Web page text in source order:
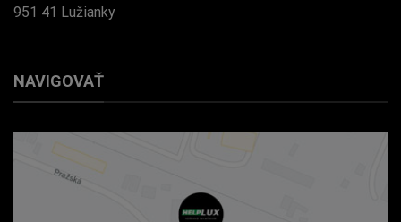
951 41 Lužianky
NAVIGOVAŤ